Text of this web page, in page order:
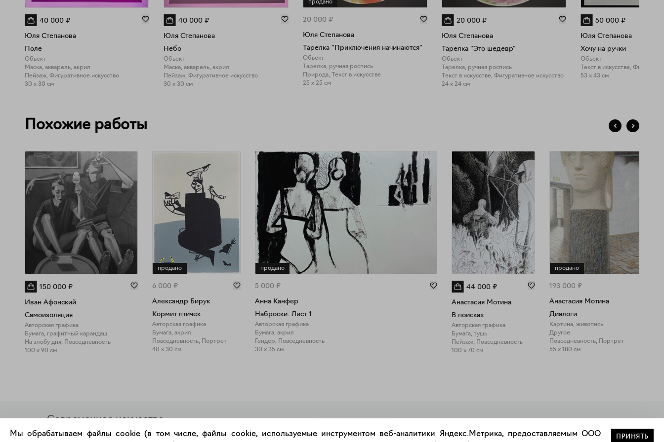
40 000 ₽
Юля Степанова
Поле
Объект
Маска, акварель, акрил
Пейзаж, Фигуративное искусство
30 x 30 см
40 000 ₽
Юля Степанова
Небо
Объект
Маска, акварель, акрил
Пейзаж, Фигуративное искусство
30 x 30 см
продано
20 000 ₽
Юля Степанова
Тарелка "Приключения начинаются"
Объект
Тарелка, ручная роспись
Природа, Текст в искусстве
25 x 25 см
20 000 ₽
Юля Степанова
Тарелка "Это шедевр"
Объект
Тарелка, ручная роспись
Текст в искусстве, Фигуративное искусство
24 x 24 см
50 000 ₽
Юля Степанова
Хочу на ручки
Объект
53 x 43 см
Похожие работы
150 000 ₽
Иван Афонский
Самоизоляция
Авторская графика
Бумага, графитный карандаш
На злобу дня, Повседневность
100 x 90 см
продано
6 000 ₽
Александр Бирук
Кормит птичек
Авторская графика
Бумага, акрил
Повседневность, Портрет
40 x 30 см
продано
5 000 ₽
Анна Канфер
Наброски. Лист 1
Авторская графика
Бумага, акрил
Гендер, Повседневность
30 x 35 см
44 000 ₽
Анастасия Мотина
В поисках
Авторская графика
Бумага, тушь
Пейзаж, Повседневность
100 x 70 см
продано
193 000 ₽
Анастасия Мотина
Диалоги
Картина, живопись
Другое
Повседневность, Портрет
55 x 180 см
Современное искусство
онлайн
Мы обрабатываем файлы cookie (в том числе, файлы cookie, используемые инструментом веб-аналитики Яндекс.Метрика, предоставляемым ООО ПРИНЯТЬ